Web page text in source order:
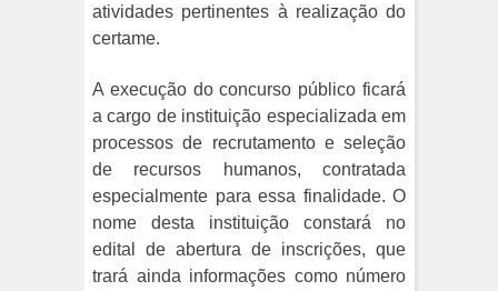
atividades pertinentes à realização do
certame.
A execução do concurso público ficará
a cargo de instituição especializada em
processos de recrutamento e seleção
de recursos humanos, contratada
especialmente para essa finalidade. O
nome desta instituição constará no
edital de abertura de inscrições, que
trará ainda informações como número